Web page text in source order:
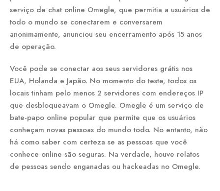
serviço de chat online Omegle, que permitia a usuários de
todo o mundo se conectarem e conversarem
anonimamente, anunciou seu encerramento após 15 anos
de operação.
Você pode se conectar aos seus servidores grátis nos
EUA, Holanda e Japão. No momento do teste, todos os
locais tinham pelo menos 2 servidores com endereços IP
que desbloqueavam o Omegle. Omegle é um serviço de
bate-papo online popular que permite que os usuários
conheçam novas pessoas do mundo todo. No entanto, não
há como saber com certeza se as pessoas que você
conhece online são seguras. Na verdade, houve relatos
de pessoas sendo enganadas ou hackeadas no Omegle.